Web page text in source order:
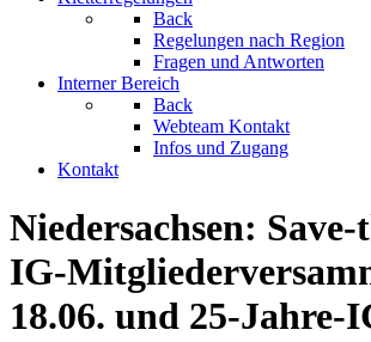
Back
Regelungen nach Region
Fragen und Antworten
Interner Bereich
Back
Webteam Kontakt
Infos und Zugang
Kontakt
Niedersachsen: Save-
IG-
18.06. und 25-Jahre-